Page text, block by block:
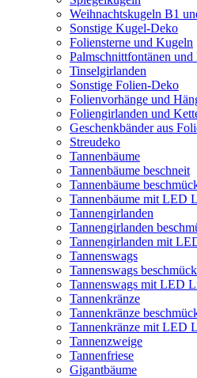
Weihnachtskugeln B1
Sonstige Kugel-Deko
Foliensterne und Kugeln
Palmschnittfontänen und
Tinselgirlanden
Sonstige Folien-Deko
Folienvorhänge und
Foliengirlanden und
Geschenkbänder aus
Streudeko
Tannenbäume
Tannenbäume beschneit
Tannenbäume
Tannenbäume mit LED
Tannengirlanden
Tannengirlanden
Tannengirlanden mit
Tannenswags
Tannenswags
Tannenswags mit LED
Tannenkränze
Tannenkränze
Tannenkränze mit LED
Tannenzweige
Tannenfriese
Gigantbäume